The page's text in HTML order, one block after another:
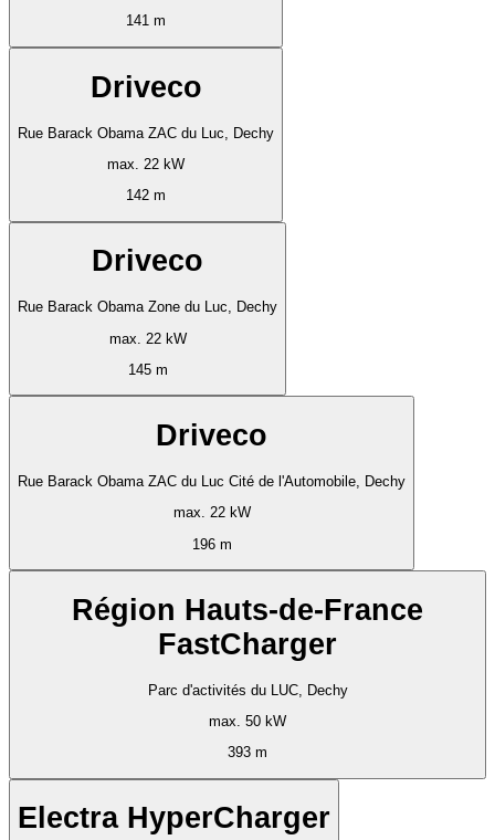
141 m
Driveco
Rue Barack Obama ZAC du Luc, Dechy
max. 22 kW
142 m
Driveco
Rue Barack Obama Zone du Luc, Dechy
max. 22 kW
145 m
Driveco
Rue Barack Obama ZAC du Luc Cité de l'Automobile, Dechy
max. 22 kW
196 m
Région Hauts-de-France
FastCharger
Parc d'activités du LUC, Dechy
max. 50 kW
393 m
Electra HyperCharger